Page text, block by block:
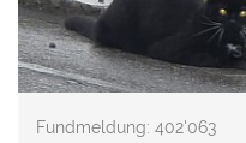
Fundmeldung: 402'063